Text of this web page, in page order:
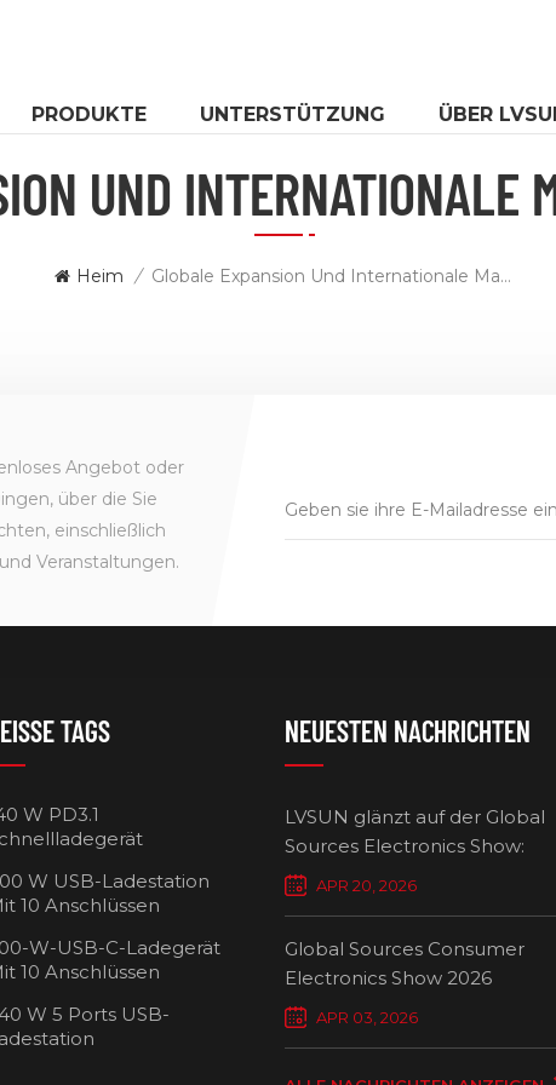
PRODUKTE UNTERSTÜTZUNG ÜBER
UND INTERNATIONALE
Heim / Globale Expansion Und Internationale Markenstrategie
Angebot oder
über die Sie
einschließlich
Veranstaltungen.
TAGS
W PD3.1
W USB-Ladestation
10 Anschlüssen
W-USB-C-Ladegerät
10 Anschlüssen
W 5 Ports USB-
NEUESTEN NACHRICHTEN
LVSUN glänzt auf der Global
Sources Electronics Show:
Mehrfach-Ladegeräte setzen
Maßstäbe für intelligentes
APR 20, 2026
Global Sources Consumer
Electronics Show 2026
APR 03, 2026